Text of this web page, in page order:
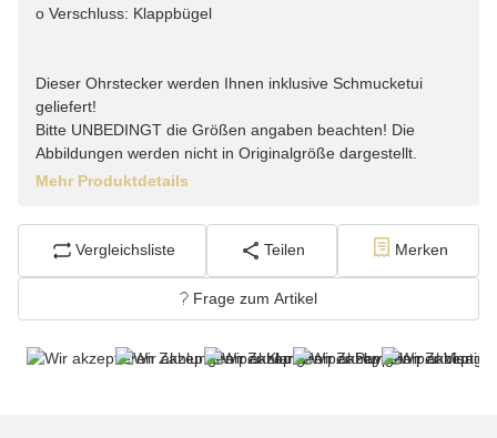
o Verschluss: Klappbügel
Dieser Ohrstecker werden Ihnen inklusive Schmucketui
geliefert!
Bitte UNBEDINGT die Größen angaben beachten! Die
Abbildungen werden nicht in Originalgröße dargestellt.
Mehr Produktdetails
Vergleichsliste Teilen Merken
Frage zum Artikel